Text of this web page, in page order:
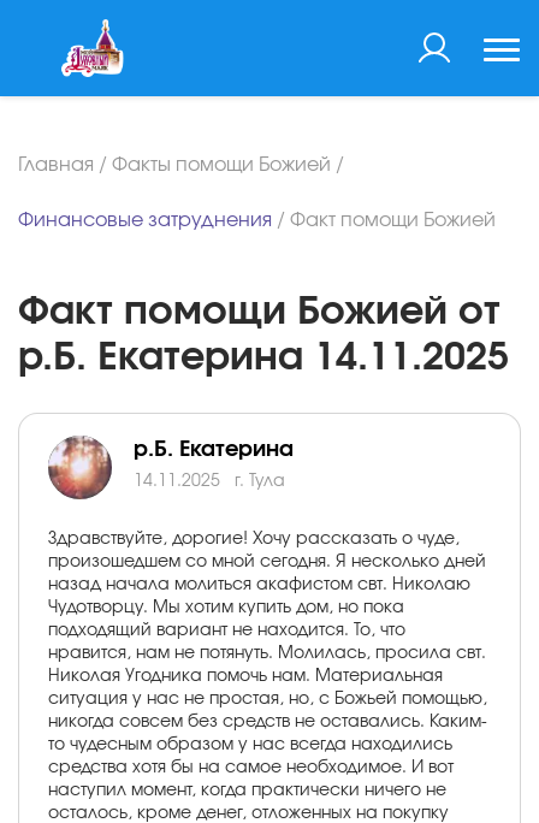
Главная / Факты помощи Божией /
Финансовые затруднения / Факт помощи Божией
Факт помощи Божией от
р.Б. Екатерина 14.11.2025
р.Б. Екатерина
14.11.2025 г. Тула
Здравствуйте, дорогие! Хочу рассказать о чуде,
произошедшем со мной сегодня. Я несколько дней
назад начала молиться акафистом свт. Николаю
Чудотворцу. Мы хотим купить дом, но пока
подходящий вариант не находится. То, что
нравится, нам не потянуть. Молилась, просила свт.
Николая Угодника помочь нам. Материальная
ситуация у нас не простая, но, с Божьей помощью,
никогда совсем без средств не оставались. Каким-
то чудесным образом у нас всегда находились
средства хотя бы на самое необходимое. И вот
наступил момент, когда практически ничего не
осталось, кроме денег, отложенных на покупку